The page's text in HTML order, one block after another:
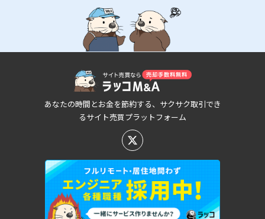
あなたの時間とお金を節約する、サクサク取引でき
るサイト売買プラットフォーム